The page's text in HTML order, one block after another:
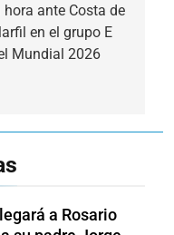
hora ante Costa de
en el grupo E
Mundial 2026
a Rosario